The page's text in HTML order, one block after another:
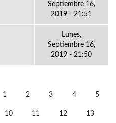
Septiembre 16,
2019 - 21:51
Lunes,
Septiembre 16,
2019 - 21:50
1 2 3 4 5
10 11 12 13